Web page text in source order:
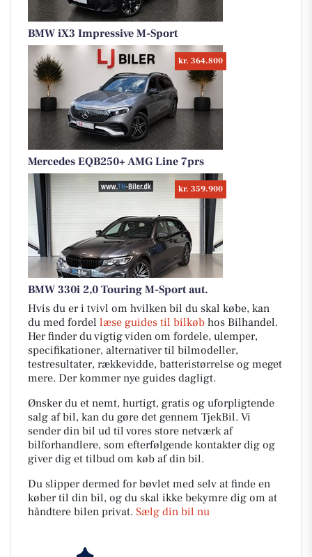
BMW iX3 Impressive M-Sport
kr. 364.800
Mercedes EQB250+ AMG Line 7prs
kr. 359.900
BMW 330i 2,0 Touring M-Sport aut.
Hvis du er i tvivl om hvilken bil du skal købe, kan
du med fordel læse guides til bilkøb hos Bilhandel.
Her finder du vigtig viden om fordele, ulemper,
specifikationer, alternativer til bilmodeller,
testresultater, rækkevidde, batteristørrelse og meget
mere. Der kommer nye guides dagligt.
Ønsker du et nemt, hurtigt, gratis og uforpligtende
salg af bil, kan du gøre det gennem TjekBil. Vi
sender din bil ud til vores store netværk af
bilforhandlere, som efterfølgende kontakter dig og
giver dig et tilbud om køb af din bil.
Du slipper dermed for bøvlet med selv at finde en
køber til din bil, og du skal ikke bekymre dig om at
håndtere bilen privat. Sælg din bil nu